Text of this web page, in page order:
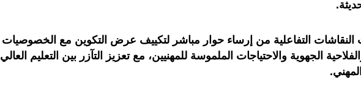
.
التفاعلية من إرساء حوار مباشر لتكييف عرض التكوين مع الخصوصيات
الجهوية والاحتياجات الملموسة للمهنيين، مع تعزيز التآزر بين التعليم العالي
.